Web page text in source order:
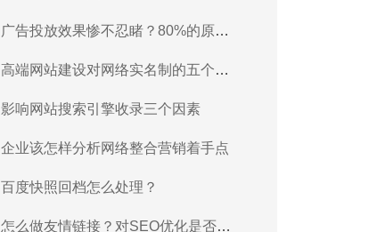
广告投放效果惨不忍睹？80%的原因
高端网站建设对网络实名制的五个基
影响网站搜索引擎收录三个因素
企业该怎样分析网络整合营销着手点
百度快照回档怎么处理？
怎么做友情链接？对SEO优化是否有